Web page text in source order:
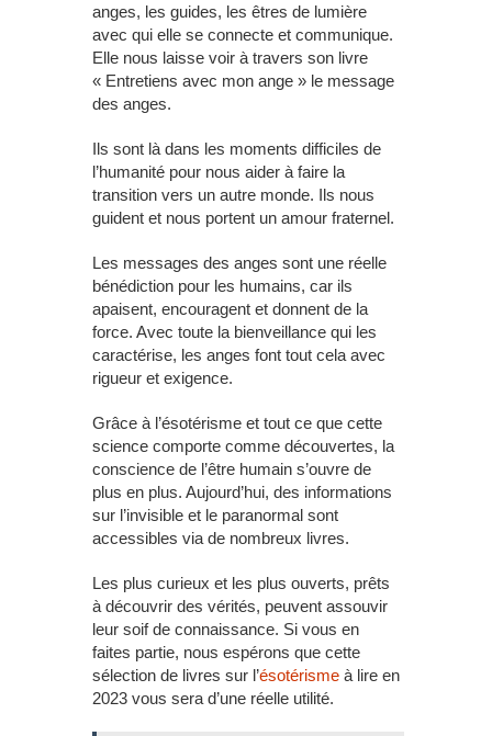
anges, les guides, les êtres de lumière
avec qui elle se connecte et communique.
Elle nous laisse voir à travers son livre
« Entretiens avec mon ange » le message
des anges.
Ils sont là dans les moments difficiles de
l’humanité pour nous aider à faire la
transition vers un autre monde. Ils nous
guident et nous portent un amour fraternel.
Les messages des anges sont une réelle
bénédiction pour les humains, car ils
apaisent, encouragent et donnent de la
force. Avec toute la bienveillance qui les
caractérise, les anges font tout cela avec
rigueur et exigence.
Grâce à l’ésotérisme et tout ce que cette
science comporte comme découvertes, la
conscience de l’être humain s’ouvre de
plus en plus. Aujourd’hui, des informations
sur l’invisible et le paranormal sont
accessibles via de nombreux livres.
Les plus curieux et les plus ouverts, prêts
à découvrir des vérités, peuvent assouvir
leur soif de connaissance. Si vous en
faites partie, nous espérons que cette
sélection de livres sur l’ésotérisme à lire en
2023 vous sera d’une réelle utilité.